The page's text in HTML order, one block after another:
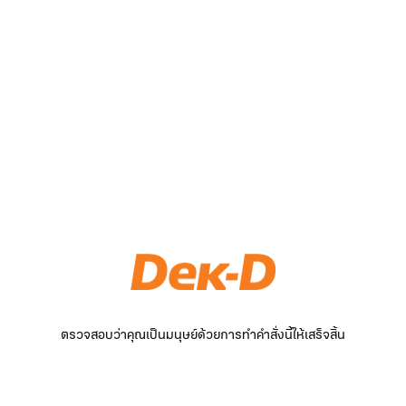
ตรวจสอบว่าคุณเป็นมนุษย์ด้วยการทำคำสั่งนี้ให้เสร็จสิ้น